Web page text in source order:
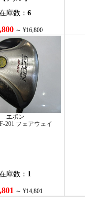
庫数： 6
～ ¥16,800
エポン
201 フェアウェイ
庫数： 1
～ ¥14,801